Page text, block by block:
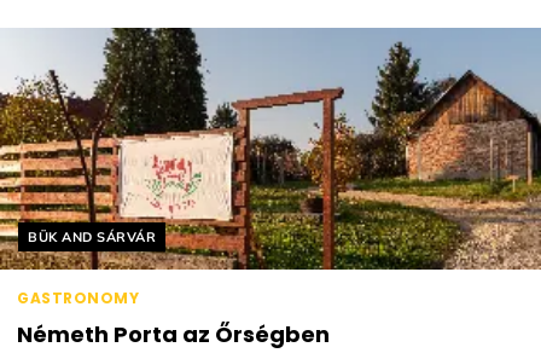
Helyszín címkék:
BÜK AND SÁRVÁR
GASTRONOMY
Németh Porta az Őrségben